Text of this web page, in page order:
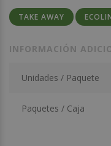
TAKE AWAY
INFORMACIÓN
Unidades / Paquete
Paquetes / Caja